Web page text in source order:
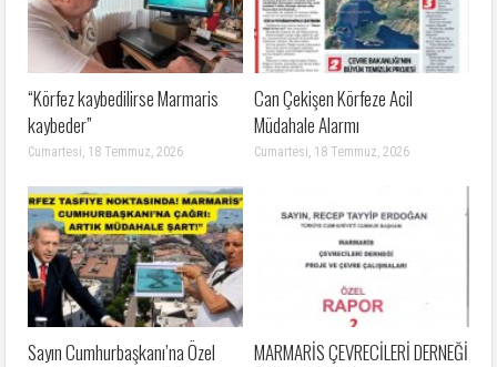
“Körfez kaybedilirse Marmaris
kaybeder”
Cumartesi, 18 Temmuz, 2026
Can Çekişen Körfeze Acil
Müdahale Alarmı
Cumartesi, 18 Temmuz, 2026
Sayın Cumhurbaşkanı’na Özel
MARMARİS ÇEVRECİLERİ DERNEĞİ